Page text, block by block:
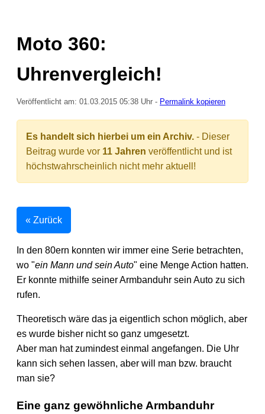
Moto 360:
Uhrenvergleich!
Veröffentlicht am: 01.03.2015 05:38 Uhr - Permalink kopieren
Es handelt sich hierbei um ein Archiv. - Dieser
Beitrag wurde vor 11 Jahren veröffentlicht und ist
höchstwahrscheinlich nicht mehr aktuell!
« Zurück
In den 80ern konnten wir immer eine Serie betrachten,
wo "ein Mann und sein Auto" eine Menge Action hatten.
Er konnte mithilfe seiner Armbanduhr sein Auto zu sich
rufen.
Theoretisch wäre das ja eigentlich schon möglich, aber
es wurde bisher nicht so ganz umgesetzt.
Aber man hat zumindest einmal angefangen. Die Uhr
kann sich sehen lassen, aber will man bzw. braucht
man sie?
Eine ganz gewöhnliche Armbanduhr